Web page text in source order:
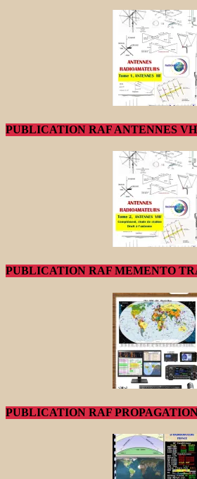
PUBLICATION RAF ANTENNES
PUBLICATION RAF MEMENTO
PUBLICATION RAF